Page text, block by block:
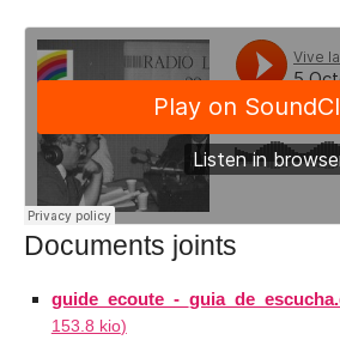
Documents joints
guide_ecoute_-
153.8 kio)